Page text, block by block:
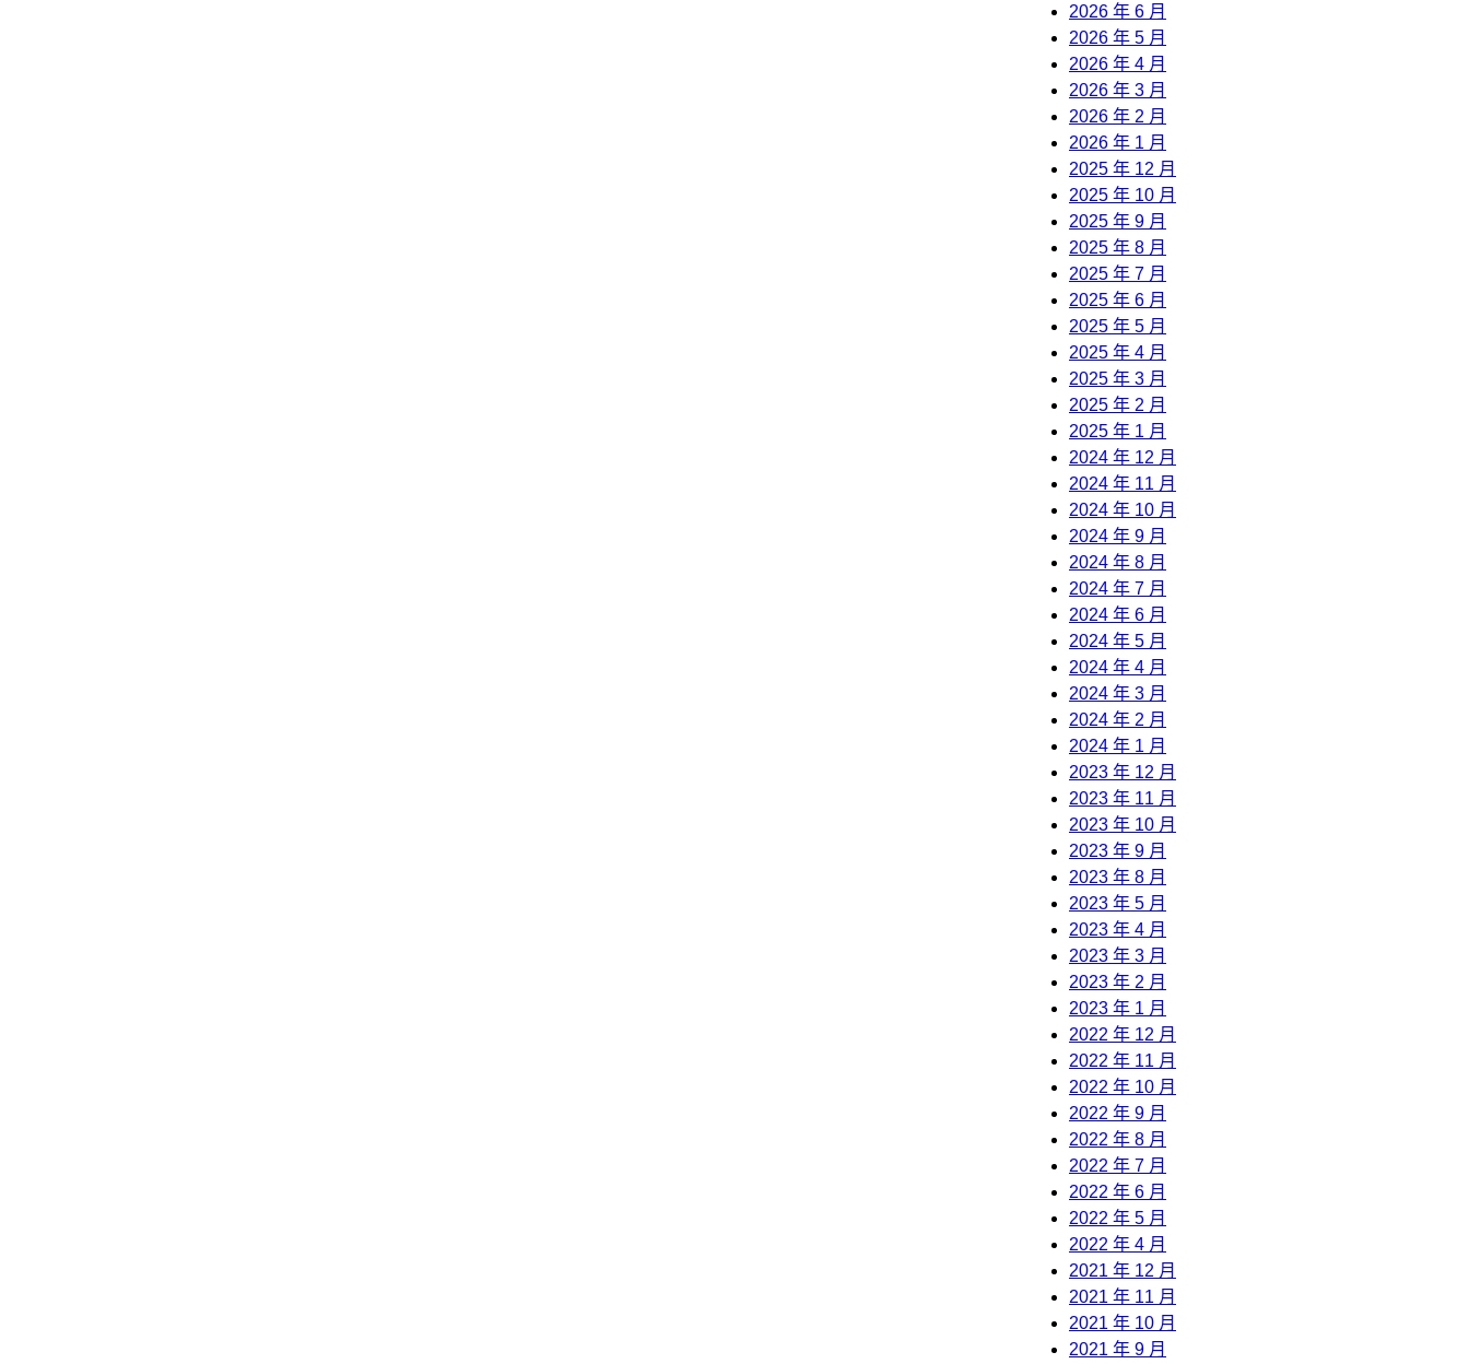
2026 年 6 月
2026 年 5 月
2026 年 4 月
2026 年 3 月
2026 年 2 月
2026 年 1 月
2025 年 12 月
2025 年 10 月
2025 年 9 月
2025 年 8 月
2025 年 7 月
2025 年 6 月
2025 年 5 月
2025 年 4 月
2025 年 3 月
2025 年 2 月
2025 年 1 月
2024 年 12 月
2024 年 11 月
2024 年 10 月
2024 年 9 月
2024 年 8 月
2024 年 7 月
2024 年 6 月
2024 年 5 月
2024 年 4 月
2024 年 3 月
2024 年 2 月
2024 年 1 月
2023 年 12 月
2023 年 11 月
2023 年 10 月
2023 年 9 月
2023 年 8 月
2023 年 5 月
2023 年 4 月
2023 年 3 月
2023 年 2 月
2023 年 1 月
2022 年 12 月
2022 年 11 月
2022 年 10 月
2022 年 9 月
2022 年 8 月
2022 年 7 月
2022 年 6 月
2022 年 5 月
2022 年 4 月
2021 年 12 月
2021 年 11 月
2021 年 10 月
2021 年 9 月